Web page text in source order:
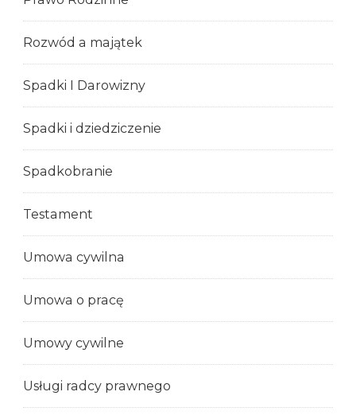
Rozwód a majątek
Spadki I Darowizny
Spadki i dziedziczenie
Spadkobranie
Testament
Umowa cywilna
Umowa o pracę
Umowy cywilne
Usługi radcy prawnego